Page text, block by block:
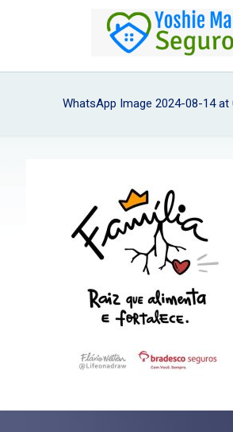
WhatsApp Image 2024-08-14 at